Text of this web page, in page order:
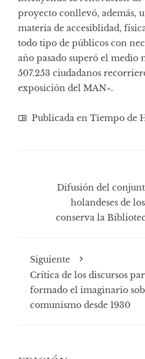
proyecto conllevó, además,
materia de accesiblidad,
todo tipo de públicos con
año pasado superó el
507.253 ciudadanos
exposición del MAN».
Publicada en Tiempo de
Difusión del
holandeses de
conserva la
Siguiente
Crítica de los discursos
formado el imaginario
comunismo desde 1930